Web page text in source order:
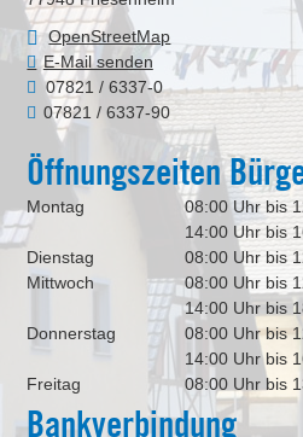
OpenStreetMap
E-Mail senden
07821 / 6337-0
07821 / 6337-90
Öffnungszeiten
Montag
08:00 Uhr bis
14:00 Uhr bis
Dienstag
08:00 Uhr bis
Mittwoch
08:00 Uhr bis
14:00 Uhr bis
Donnerstag
08:00 Uhr bis
14:00 Uhr bis
Freitag
08:00 Uhr bis
Bankverbindung